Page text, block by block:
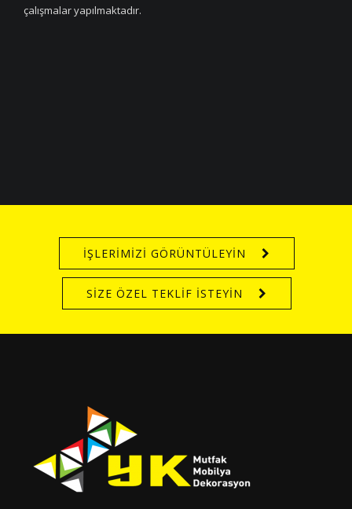
çalışmalar yapılmaktadır.
İŞLERİMİZİ GÖRÜNTÜLEYİN
SİZE ÖZEL TEKLİF İSTEYİN